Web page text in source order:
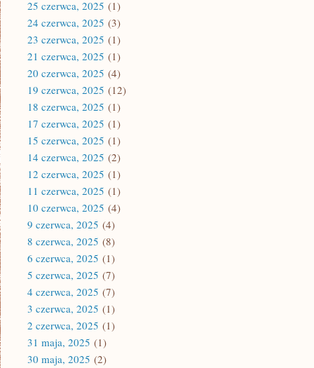
25 czerwca, 2025 (1)
24 czerwca, 2025 (3)
23 czerwca, 2025 (1)
21 czerwca, 2025 (1)
20 czerwca, 2025 (4)
19 czerwca, 2025 (12)
18 czerwca, 2025 (1)
17 czerwca, 2025 (1)
15 czerwca, 2025 (1)
14 czerwca, 2025 (2)
12 czerwca, 2025 (1)
11 czerwca, 2025 (1)
10 czerwca, 2025 (4)
9 czerwca, 2025 (4)
8 czerwca, 2025 (8)
6 czerwca, 2025 (1)
5 czerwca, 2025 (7)
4 czerwca, 2025 (7)
3 czerwca, 2025 (1)
2 czerwca, 2025 (1)
31 maja, 2025 (1)
30 maja, 2025 (2)